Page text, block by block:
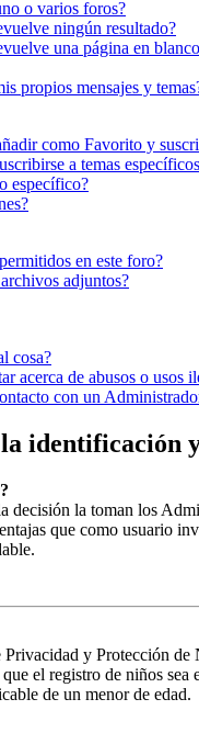
o varios foros?
ningún resultado?
una página en
propios mensajes y
como Favorito y
a temas
específico?
en este foro?
adjuntos?
cosa?
acerca de abusos o usos
con un
identificación
decisión la toman los
que como usuario
y Protección de
el registro de niños
de un menor de edad.